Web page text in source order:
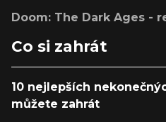
Doom: The Dark Ages -
Co si zahrát
10 nejlepších
můžete zahrát